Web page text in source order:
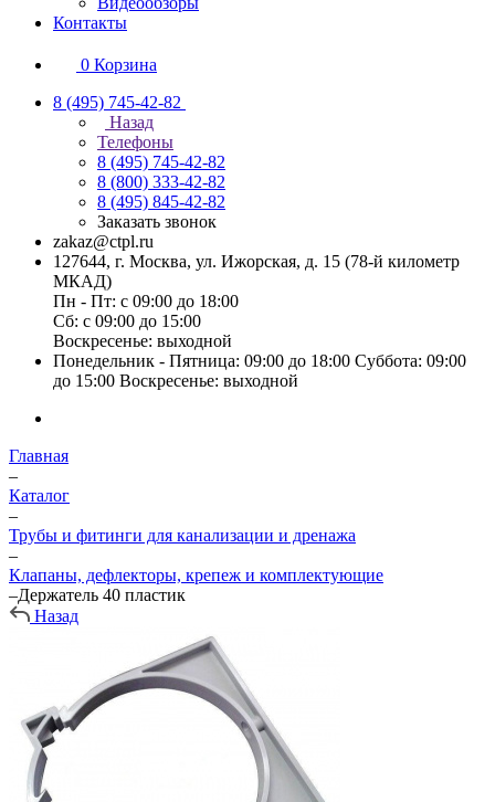
Контакты
0 Корзина
8 (495) 745-42-82
Назад
Телефоны
8 (495) 745-42-82
8 (800) 333-42-82
8 (495) 845-42-82
Заказать звонок
zakaz@ctpl.ru
127644, г. Москва, ул. Ижорская, д. 15 (78-й километр
МКАД)
Пн - Пт: с 09:00 до 18:00
Сб: с 09:00 до 15:00
Воскресенье: выходной
Понедельник - Пятница: 09:00 до 18:00 Суббота: 09:00
до 15:00 Воскресенье: выходной
Главная
–
Каталог
–
Трубы и фитинги для канализации и дренажа
–
Клапаны, дефлекторы, крепеж и комплектующие
–Держатель 40 пластик
Назад